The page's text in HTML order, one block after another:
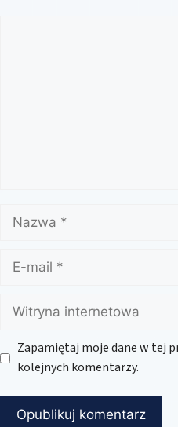
Nazwa
mail
Witryna
internetowa
Zapamiętaj moje dane w tej
kolejnych komentarzy.